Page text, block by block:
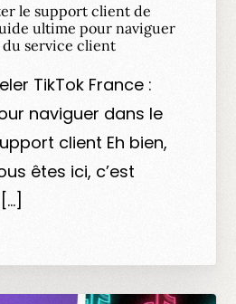
le support client de
ultime pour naviguer
service client
TikTok France :
naviguer dans le
client Eh bien,
êtes ici, c’est